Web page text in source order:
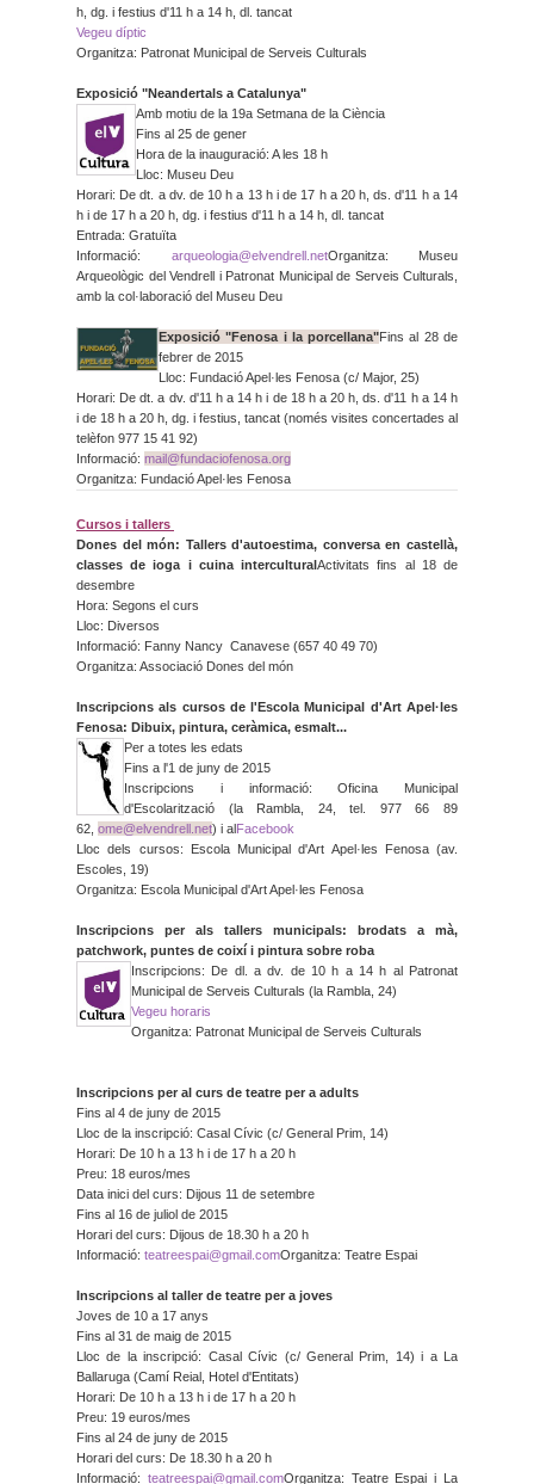
h, dg. i festius d'11 h a 14 h, dl. tancat
Vegeu díptic
Organitza: Patronat Municipal de Serveis Culturals
Exposició "Neandertals a Catalunya"
Amb motiu de la 19a Setmana de la Ciència
Fins al 25 de gener
Hora de la inauguració: A les 18 h
Lloc: Museu Deu
Horari: De dt. a dv. de 10 h a 13 h i de 17 h a 20 h, ds. d'11 h a 14
h i de 17 h a 20 h, dg. i festius d'11 h a 14 h, dl. tancat
Entrada: Gratuïta
Informació: arqueologia@elvendrell.netOrganitza: Museu
Arqueològic del Vendrell i Patronat Municipal de Serveis Culturals,
amb la col·laboració del Museu Deu
Exposició "Fenosa i la porcellana"Fins al 28 de
febrer de 2015
Lloc: Fundació Apel·les Fenosa (c/ Major, 25)
Horari: De dt. a dv. d'11 h a 14 h i de 18 h a 20 h, ds. d'11 h a 14 h
i de 18 h a 20 h, dg. i festius, tancat (només visites concertades al
telèfon 977 15 41 92)
Informació: mail@fundaciofenosa.org
Organitza: Fundació Apel·les Fenosa
Cursos i tallers
Dones del món: Tallers d'autoestima, conversa en castellà,
classes de ioga i cuina interculturalActivitats fins al 18 de
desembre
Hora: Segons el curs
Lloc: Diversos
Informació: Fanny Nancy Canavese (657 40 49 70)
Organitza: Associació Dones del món
Inscripcions als cursos de l'Escola Municipal d'Art Apel·les
Fenosa: Dibuix, pintura, ceràmica, esmalt...
Per a totes les edats
Fins a l'1 de juny de 2015
Inscripcions i informació: Oficina Municipal
d'Escolarització (la Rambla, 24, tel. 977 66 89
62, ome@elvendrell.net) i alFacebook
Lloc dels cursos: Escola Municipal d'Art Apel·les Fenosa (av.
Escoles, 19)
Organitza: Escola Municipal d'Art Apel·les Fenosa
Inscripcions per als tallers municipals: brodats a mà,
patchwork, puntes de coixí i pintura sobre roba
Inscripcions: De dl. a dv. de 10 h a 14 h al Patronat
Municipal de Serveis Culturals (la Rambla, 24)
Vegeu horaris
Organitza: Patronat Municipal de Serveis Culturals
Inscripcions per al curs de teatre per a adults
Fins al 4 de juny de 2015
Lloc de la inscripció: Casal Cívic (c/ General Prim, 14)
Horari: De 10 h a 13 h i de 17 h a 20 h
Preu: 18 euros/mes
Data inici del curs: Dijous 11 de setembre
Fins al 16 de juliol de 2015
Horari del curs: Dijous de 18.30 h a 20 h
Informació: teatreespai@gmail. comOrganitza: Teatre Espai
Inscripcions al taller de teatre per a joves
Joves de 10 a 17 anys
Fins al 31 de maig de 2015
Lloc de la inscripció: Casal Cívic (c/ General Prim, 14) i a La
Ballaruga (Camí Reial, Hotel d'Entitats)
Horari: De 10 h a 13 h i de 17 h a 20 h
Preu: 19 euros/mes
Fins al 24 de juny de 2015
Horari del curs: De 18.30 h a 20 h
Informació: teatreespai@gmail. comOrganitza: Teatre Espai i La